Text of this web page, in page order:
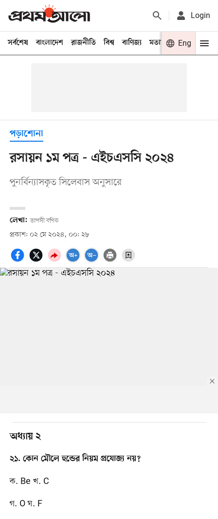
Login
সর্বশেষ বাংলাদেশ রাজনীতি বিশ্ব বাণিজ্য মতামত খেলা
Eng
পড়াশোনা
রসায়ন ১ম পত্র - এইচএসসি ২০২৪
পুনর্বিন্যাসকৃত সিলেবাস অনুসারে
লেখা: তাপসী বণিক
প্রকাশ: ০২ মে ২০২৪, ০০: ২৮
অধ্যায় ২
২১. কোন মৌলে হুন্ডের নিয়ম প্রযোজ্য নয়?
ক. Be খ. C
গ. O ঘ. F